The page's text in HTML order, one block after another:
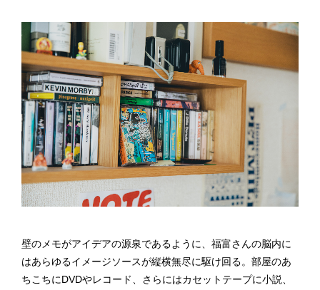
壁のメモがアイデアの源泉であるように、福富さんの脳内に
はあらゆるイメージソースが縦横無尽に駆け回る。部屋のあ
ちこちにDVDやレコード、さらにはカセットテープに小説、